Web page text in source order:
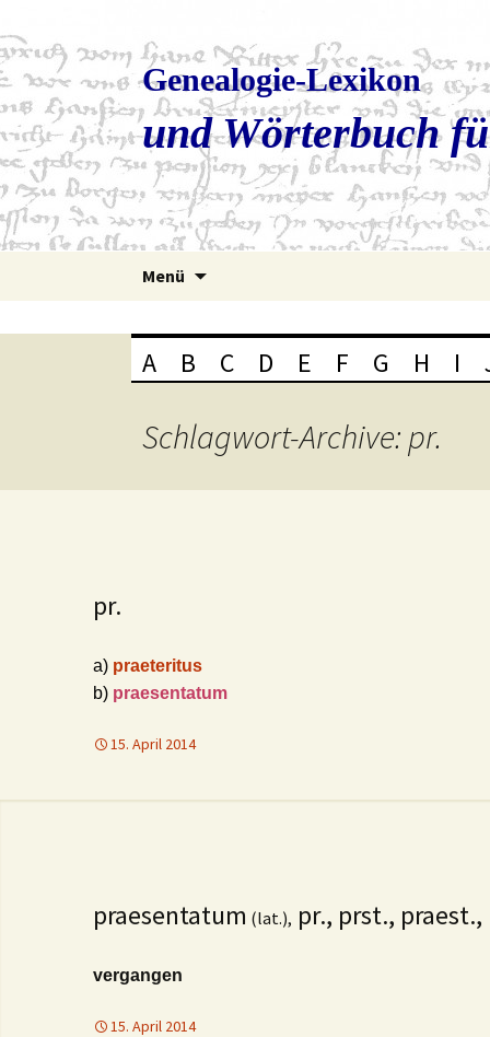
Genealogie-Lexikon
und Wörterbuch
Menü
A B C D E F G H I
Schlagwort-Archive: pr.
pr.
a) praeteritus
b) praesentatum
15. April 2014
praesentatum (lat.), pr., prst.,
vergangen
15. April 2014